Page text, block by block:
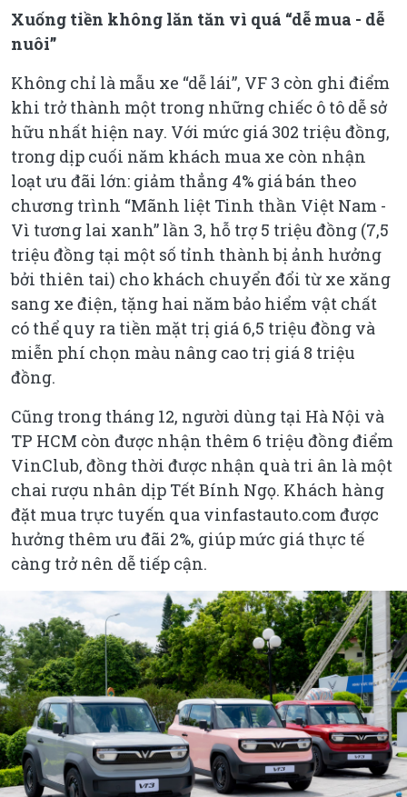
Xuống tiền không lăn tăn vì quá “dễ mua - dễ
nuôi”
Không chỉ là mẫu xe “dễ lái”, VF 3 còn ghi điểm
khi trở thành một trong những chiếc ô tô dễ sở
hữu nhất hiện nay. Với mức giá 302 triệu đồng,
trong dịp cuối năm khách mua xe còn nhận
loạt ưu đãi lớn: giảm thẳng 4% giá bán theo
chương trình “Mãnh liệt Tinh thần Việt Nam -
Vì tương lai xanh” lần 3, hỗ trợ 5 triệu đồng (7,5
triệu đồng tại một số tỉnh thành bị ảnh hưởng
bởi thiên tai) cho khách chuyển đổi từ xe xăng
sang xe điện, tặng hai năm bảo hiểm vật chất
có thể quy ra tiền mặt trị giá 6,5 triệu đồng và
miễn phí chọn màu nâng cao trị giá 8 triệu
đồng.
Cũng trong tháng 12, người dùng tại Hà Nội và
TP HCM còn được nhận thêm 6 triệu đồng điểm
VinClub, đồng thời được nhận quà tri ân là một
chai rượu nhân dịp Tết Bính Ngọ. Khách hàng
đặt mua trực tuyến qua vinfastauto.com được
hưởng thêm ưu đãi 2%, giúp mức giá thực tế
càng trở nên dễ tiếp cận.